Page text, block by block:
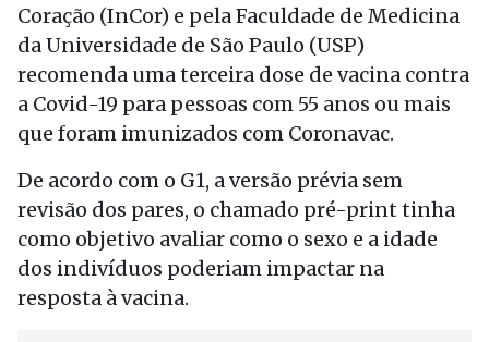
Coração (InCor) e pela Faculdade de Medicina
da Universidade de São Paulo (USP)
recomenda uma terceira dose de vacina contra
a Covid-19 para pessoas com 55 anos ou mais
que foram imunizados com Coronavac.
De acordo com o G1, a versão prévia sem
revisão dos pares, o chamado pré-print tinha
como objetivo avaliar como o sexo e a idade
dos indivíduos poderiam impactar na
resposta à vacina.